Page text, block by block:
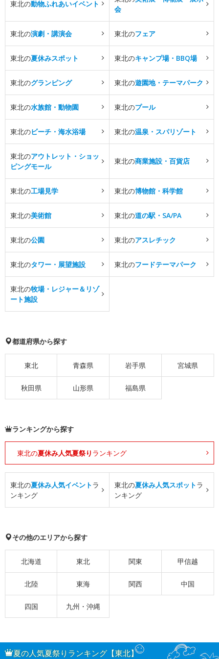
東北の動物ふれあいイベント
会
東北の演劇・講演会 東北のフェア
東北の夏休みスポット 東北のキャンプ場・BBQ場
東北のグランピング 東北の遊園地・テーマパーク
東北の水族館・動物園 東北のプール
東北のビーチ・海水浴場 東北の温泉・スパリゾート
東北のアウトレット・ショッ
ピングモール
東北の商業施設・百貨店
東北の工場見学 東北の博物館・科学館
東北の美術館 東北の道の駅・SA/PA
東北の公園 東北のアスレチック
東北のタワー・展望施設 東北のフードテーマパーク
東北の牧場・レジャー＆リゾ
ート施設
都道府県から探す
東北 青森県 岩手県 宮城県
秋田県 山形県 福島県
ランキングから探す
東北の夏休み人気夏祭り ランキング
東北の夏休み人気イベントラ
ンキング
東北の夏休み人気スポットラ
ンキング
その他のエリアから探す
北海道 東北 関東 甲信越
北陸 東海 関西 中国
四国 九州・沖縄
夏の人気夏祭りランキング【東北】